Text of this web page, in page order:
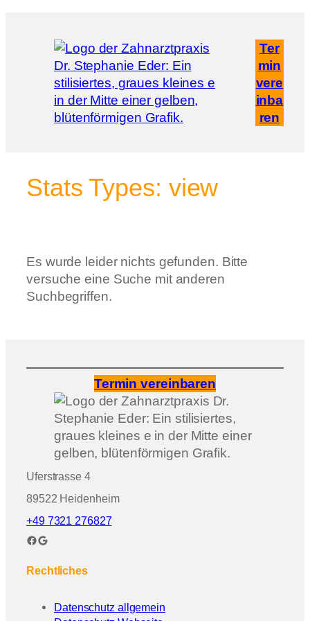
springen
Ter
min
vere
inba
ren
Stats Types: view
Es wurde leider nichts gefunden. Bitte
versuche eine Suche mit anderen
Suchbegriffen.
Termin vereinbaren
Uferstrasse 4
89522 Heidenheim
+49 7321 276827
Facebook
Google
Rechtliches
Datenschutz allgemein